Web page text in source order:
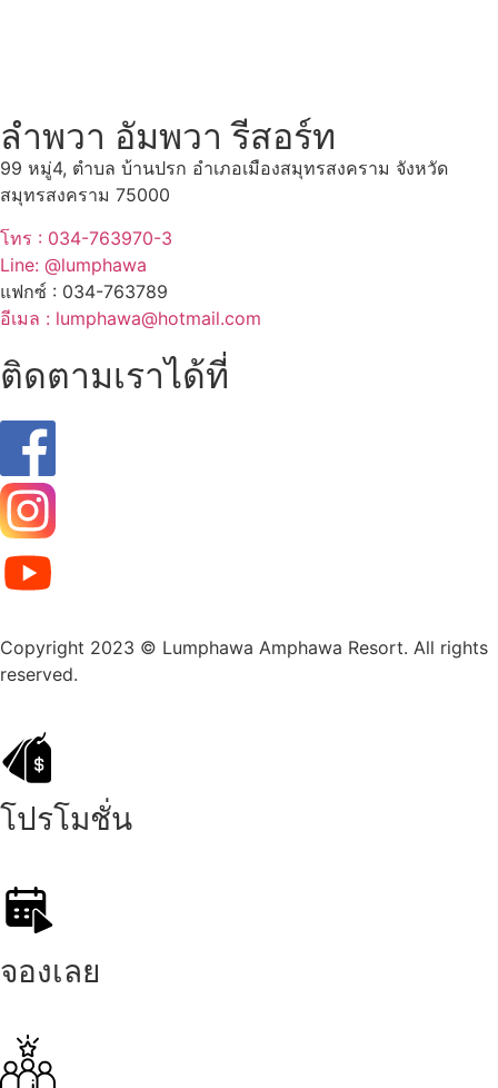
ลำพวา อัมพวา รีสอร์ท
99 หมู่4, ตำบล บ้านปรก อำเภอเมืองสมุทรสงคราม จังหวัด
สมุทรสงคราม 75000
โทร : 034-763970-3
Line: @lumphawa
แฟกซ์ : 034-763789
อีเมล : lumphawa@hotmail.com
ติดตามเราได้ที่
Copyright 2023 © Lumphawa Amphawa Resort. All rights
reserved.
โปรโมชั่น
จองเลย